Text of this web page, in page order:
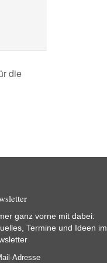
die
ganz vorne mit dabei:
Termine und Ideen im
Adresse